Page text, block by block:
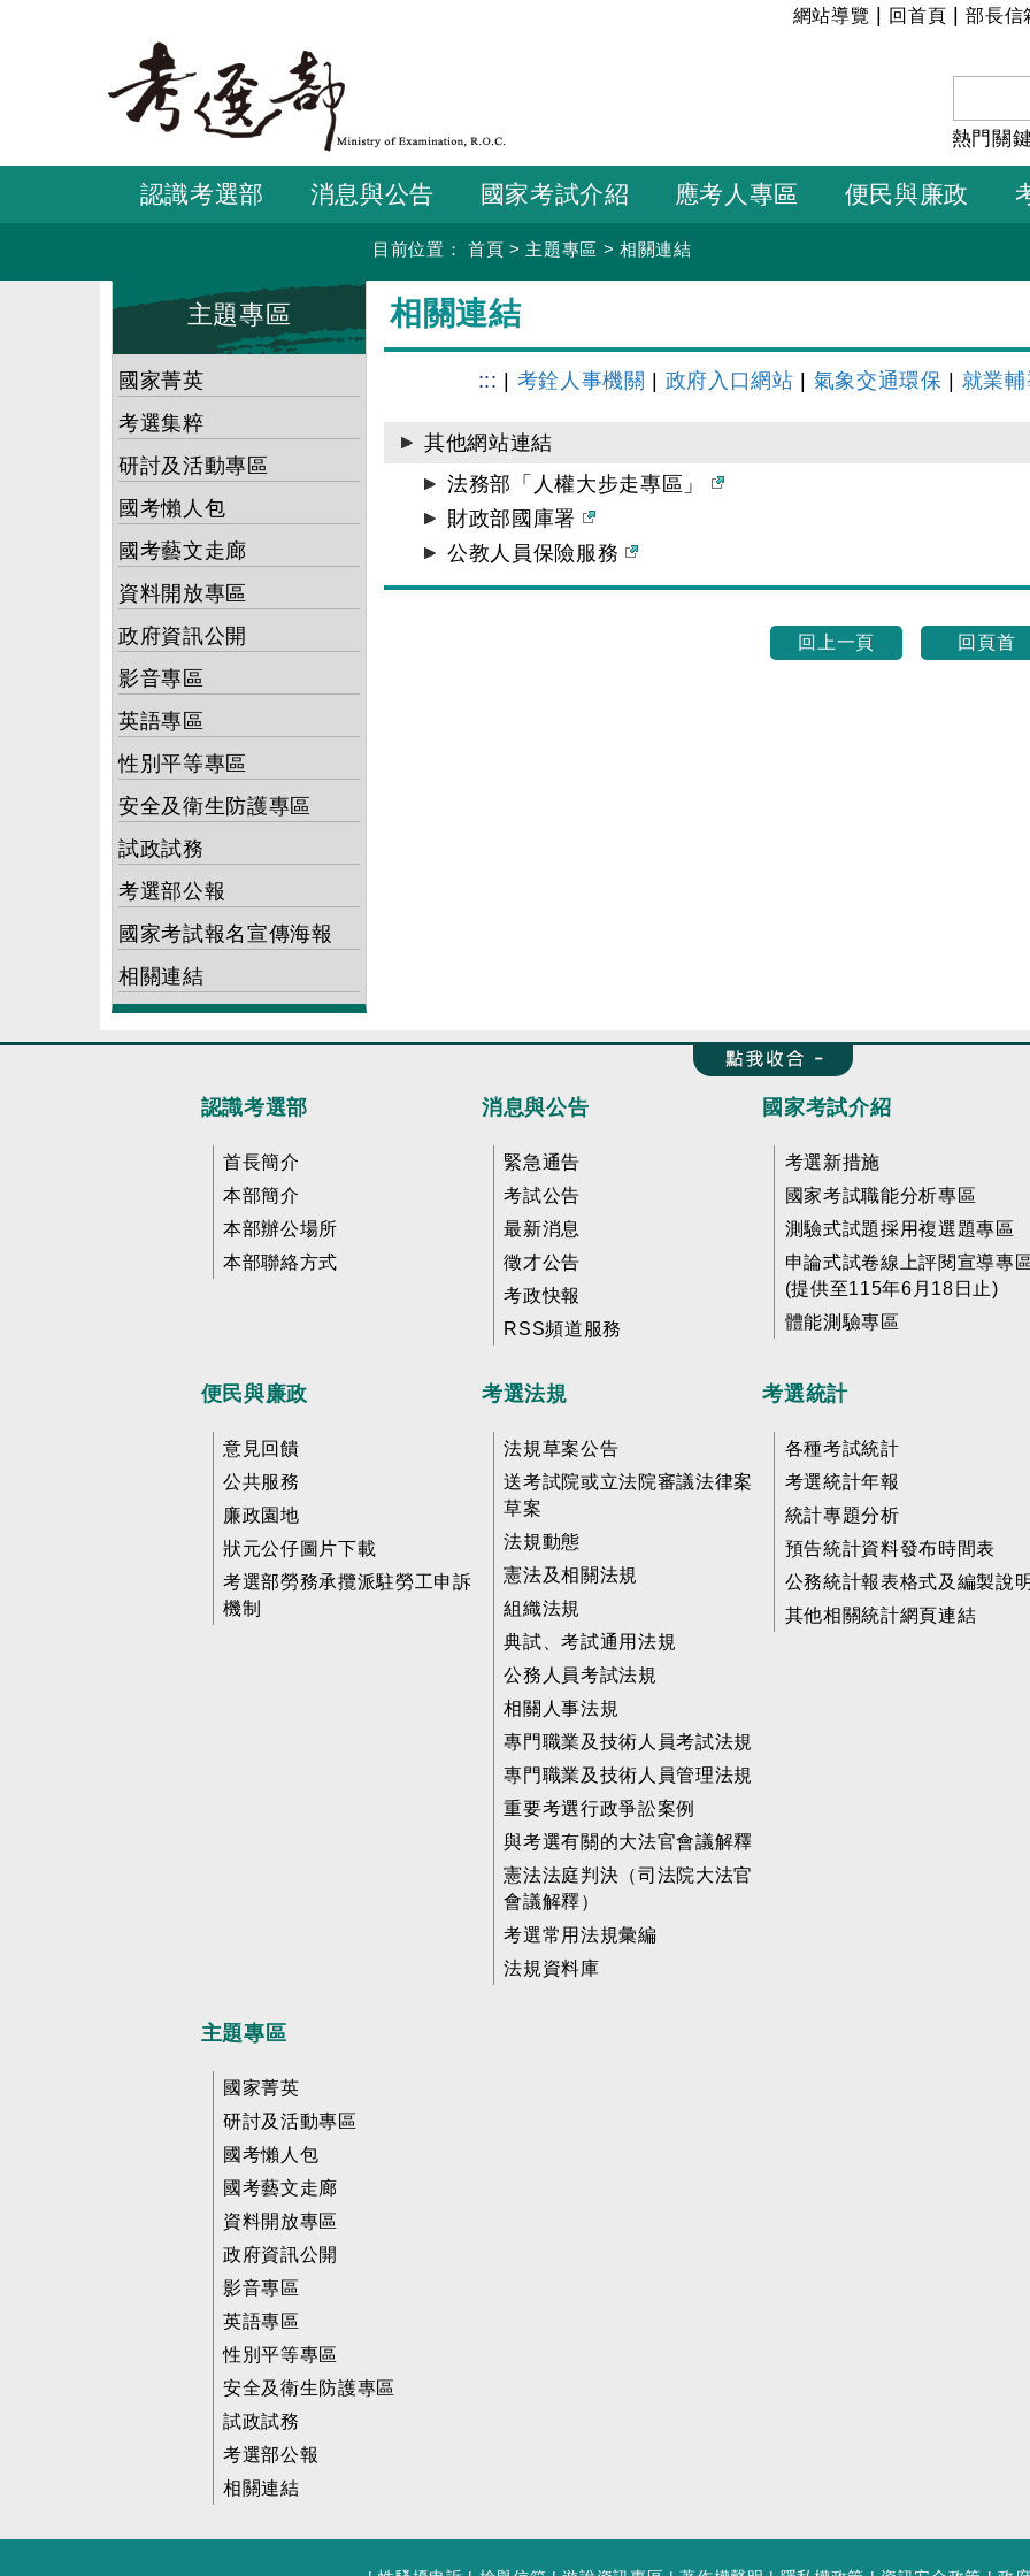
要
容
:::
網站導覽 回首頁 |部長信
熱門關
認識考選部 消息與公告 國家考試介紹 應考人專區 便民與廉政
目前位置： 首頁 > 主題專區 >相關連結
主題專區
國家菁英
考選集粹
研討及活動專區
國考懶人包
國考藝文走廊
資料開放專區
政府資訊公開
影音專區
英語專區
性別平等專區
安全及衛生防護專區
試政試務
考選部公報
國家考試報名宣傳海報
相關連結
:::
相關連結
::: 考銓人事機關 政府入口網站 氣象交通環保 就業
其他網站連結
法務部「人權大步走專區」
財政部國庫署
公教人員保險服務
回上一頁 回頁首
收合 FatFooter
認識考選部
首長簡介
本部簡介
本部辦公場所
本部聯絡方式
消息與公告
緊急通告
考試公告
最新消息
徵才公告
考政快報
RSS頻道服務
國家考試介紹
考選新措施
國家考試職能分析專區
測驗式試題採用複選題專區
申論式試卷線上評閱宣導專
(提供至115年6月18日止)
體能測驗專區
便民與廉政
意見回饋
公共服務
廉政園地
狀元公仔圖片下載
考選部勞務承攬派駐勞工申訴
機制
考選法規
法規草案公告
送考試院或立法院審議法律案
草案
法規動態
憲法及相關法規
組織法規
典試、考試通用法規
公務人員考試法規
相關人事法規
專門職業及技術人員考試法規
專門職業及技術人員管理法規
重要考選行政爭訟案例
與考選有關的大法官會議解釋
憲法法庭判決（司法院大法官
會議解釋）
考選常用法規彙編
法規資料庫
考選統計
各種考試統計
考選統計年報
統計專題分析
預告統計資料發布時間表
公務統計報表格式及編製說
其他相關統計網頁連結
主題專區
國家菁英
研討及活動專區
國考懶人包
國考藝文走廊
資料開放專區
政府資訊公開
影音專區
英語專區
性別平等專區
安全及衛生防護專區
試政試務
考選部公報
相關連結